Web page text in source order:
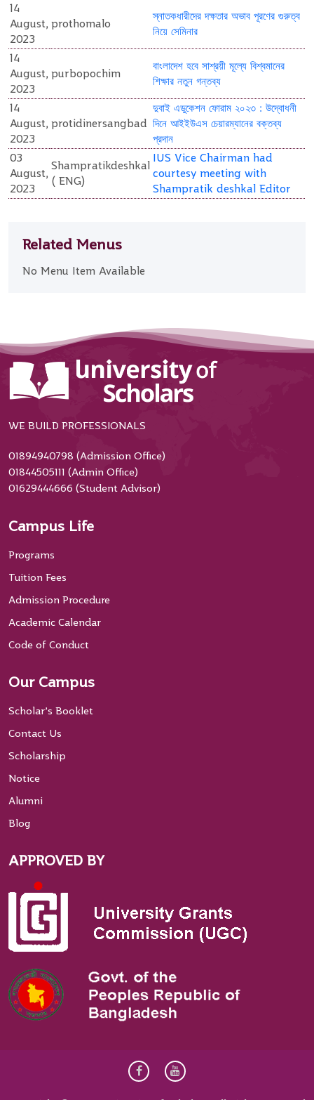
Related Menus
No Menu Item Available
14
August,
2023
prothomalo
স্নাতকধারীদের দক্ষতার অভাব পূরণের গুরুত্ব
নিয়ে সেমিনার
14
August,
2023
purbopochim
বাংলাদেশ হবে সাশ্রয়ী মূল্যে বিশ্বমানের
শিক্ষার নতুন গন্তব্য
14
August,
2023
protidinersangbad
দুবাই এডুকেশন ফোরাম ২০২৩ : উদ্বোধনী
দিনে আইইউএস চেয়ারম্যানের বক্তব্য
প্রদান
03
August,
2023
Shampratikdeshkal
( ENG)
IUS Vice Chairman had
courtesy meeting with
Shampratik deshkal Editor
WE BUILD PROFESSIONALS
01894940798 (Admission Office)
01844505111 (Admin Office)
01629444666 (Student Advisor)
Campus Life
Programs
Tuition Fees
Admission Procedure
Academic Calendar
Code of Conduct
Our Campus
Scholar’s Booklet
Contact Us
Scholarship
Notice
Alumni
Blog
APPROVED BY